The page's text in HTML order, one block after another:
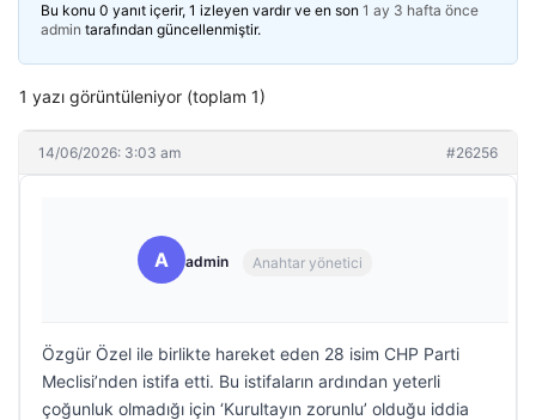
Bu konu 0 yanıt içerir, 1 izleyen vardır ve en son 1 ay 3 hafta önce
admin tarafından güncellenmiştir.
1 yazı görüntüleniyor (toplam 1)
14/06/2026: 3:03 am #26256
A admin Anahtar yönetici
Özgür Özel ile birlikte hareket eden 28 isim CHP Parti
Meclisi’nden istifa etti. Bu istifaların ardından yeterli
çoğunluk olmadığı için ‘Kurultayın zorunlu’ olduğu iddia